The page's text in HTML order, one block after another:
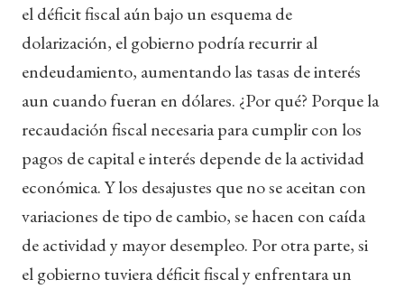
el déficit fiscal aún bajo un esquema de
dolarización, el gobierno podría recurrir al
endeudamiento, aumentando las tasas de interés
aun cuando fueran en dólares. ¿Por qué? Porque la
recaudación fiscal necesaria para cumplir con los
pagos de capital e interés depende de la actividad
económica. Y los desajustes que no se aceitan con
variaciones de tipo de cambio, se hacen con caída
de actividad y mayor desempleo. Por otra parte, si
el gobierno tuviera déficit fiscal y enfrentara un